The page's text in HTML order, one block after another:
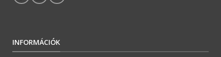
INFORMÁCIÓK